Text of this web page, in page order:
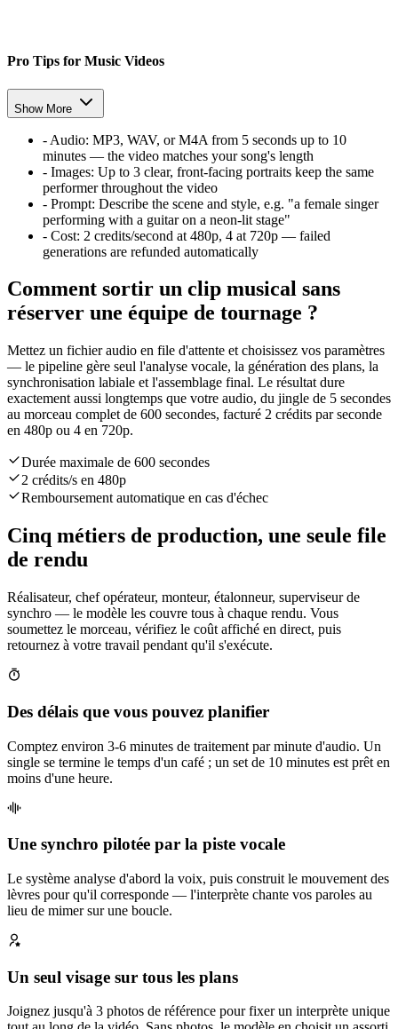
Pro Tips for Music Videos
Show More
- Audio: MP3, WAV, or M4A from 5 seconds up to 10
minutes — the video matches your song's length
- Images: Up to 3 clear, front-facing portraits keep the same
performer throughout the video
- Prompt: Describe the scene and style, e.g. "a female singer
performing with a guitar on a neon-lit stage"
- Cost: 2 credits/second at 480p, 4 at 720p — failed
generations are refunded automatically
Comment sortir un clip musical sans
réserver une équipe de tournage ?
Mettez un fichier audio en file d'attente et choisissez vos paramètres
— le pipeline gère seul l'analyse vocale, la génération des plans, la
synchronisation labiale et l'assemblage final. Le résultat dure
exactement aussi longtemps que votre audio, du jingle de 5 secondes
au morceau complet de 600 secondes, facturé 2 crédits par seconde
en 480p ou 4 en 720p.
Durée maximale de 600 secondes
2 crédits/s en 480p
Remboursement automatique en cas d'échec
Cinq métiers de production, une seule file
de rendu
Réalisateur, chef opérateur, monteur, étalonneur, superviseur de
synchro — le modèle les couvre tous à chaque rendu. Vous
soumettez le morceau, vérifiez le coût affiché en direct, puis
retournez à votre travail pendant qu'il s'exécute.
Des délais que vous pouvez planifier
Comptez environ 3-6 minutes de traitement par minute d'audio. Un
single se termine le temps d'un café ; un set de 10 minutes est prêt en
moins d'une heure.
Une synchro pilotée par la piste vocale
Le système analyse d'abord la voix, puis construit le mouvement des
lèvres pour qu'il corresponde — l'interprète chante vos paroles au
lieu de mimer sur une boucle.
Un seul visage sur tous les plans
Joignez jusqu'à 3 photos de référence pour fixer un interprète unique